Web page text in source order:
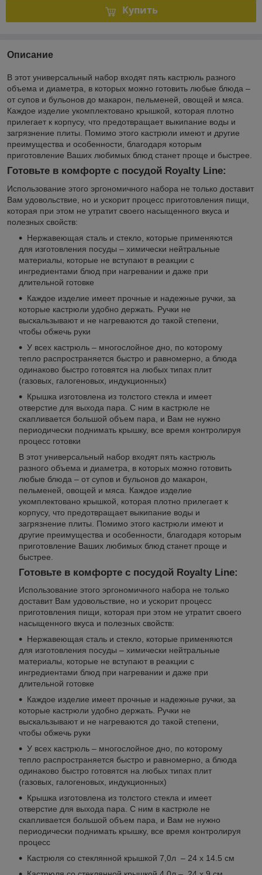
Купить
Описание
В этот универсальный набор входят пять кастрюль разного
объема и диаметра, в которых можно готовить любые блюда –
от супов и бульонов до макарон, пельменей, овощей и мяса.
Каждое изделие укомплектовано крышкой, которая плотно
прилегает к корпусу, что предотвращает выкипание воды и
загрязнение плиты. Помимо этого кастрюли имеют и другие
преимущества и особенности, благодаря которым
приготовление Ваших любимых блюд станет проще и быстрее.
Готовьте в комфорте с посудой Royalty Line:
Использование этого эргономичного набора не только доставит
Вам удовольствие, но и ускорит процесс приготовления пищи,
которая при этом не утратит своего насыщенного вкуса и
полезных свойств:
Нержавеющая сталь и стекло, которые применяются
для изготовления посуды – химически нейтральные
материалы, которые не вступают в реакции с
ингредиентами блюд при нагревании и даже при
длительной готовке
Каждое изделие имеет прочные и надежные ручки, за
которые кастрюли удобно держать. Ручки не
выскальзывают и не нагреваются до такой степени,
чтобы обжечь руки
У всех кастрюль – многослойное дно, по которому
тепло распространяется быстро и равномерно, а блюда
одинаково быстро готовятся на любых типах плит
(газовых, галогеновых, индукционных)
Крышка изготовлена из толстого стекла и имеет
отверстие для выхода пара. С ним в кастрюле не
скапливается большой объем пара, и Вам не нужно
периодически поднимать крышку, все время контролируя
процесс готовки
В этот универсальный набор входят пять кастрюль
разного объема и диаметра, в которых можно готовить
любые блюда – от супов и бульонов до макарон,
пельменей, овощей и мяса. Каждое изделие
укомплектовано крышкой, которая плотно прилегает к
корпусу, что предотвращает выкипание воды и
загрязнение плиты. Помимо этого кастрюли имеют и
другие преимущества и особенности, благодаря которым
приготовление Ваших любимых блюд станет проще и
быстрее.
Готовьте в комфорте с посудой Royalty Line:
Использование этого эргономичного набора не только
доставит Вам удовольствие, но и ускорит процесс
приготовления пищи, которая при этом не утратит своего
насыщенного вкуса и полезных свойств:
Нержавеющая сталь и стекло, которые применяются
для изготовления посуды – химически нейтральные
материалы, которые не вступают в реакции с
ингредиентами блюд при нагревании и даже при
длительной готовке
Каждое изделие имеет прочные и надежные ручки, за
которые кастрюли удобно держать. Ручки не
выскальзывают и не нагреваются до такой степени,
чтобы обжечь руки
У всех кастрюль – многослойное дно, по которому
тепло распространяется быстро и равномерно, а блюда
одинаково быстро готовятся на любых типах плит
(газовых, галогеновых, индукционных)
Крышка изготовлена из толстого стекла и имеет
отверстие для выхода пара. С ним в кастрюле не
скапливается большой объем пара, и Вам не нужно
периодически поднимать крышку, все время контролируя
процесс
Кастрюля со стеклянной крышкой 7,0л – 24 x 14.5 см